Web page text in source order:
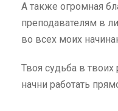
А также огромная
преподавателям в
во всех моих
Твоя судьба в твоих
начни работать